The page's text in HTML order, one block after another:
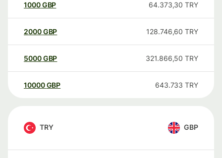
1000GBP 64.373,30 TRY
2000GBP 128.746,60 TRY
5000GBP 321.866,50 TRY
10000 GBP 643.733 TRY
TRY GBP